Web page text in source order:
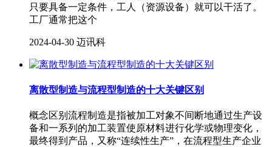
只要具备一定条件，工人（资源设备）就可以干活了。
工厂通常把这个
2024-04-30 迈讯科
离散型制造与流程型制造的十大关键区别
概念区别流程制造是指被加工对象不间断地通过生产设
备和一系列的加工装置使原材料进行化学或物理变化，
最终得到产品，又称“连续性生产”，在流程型生产企业